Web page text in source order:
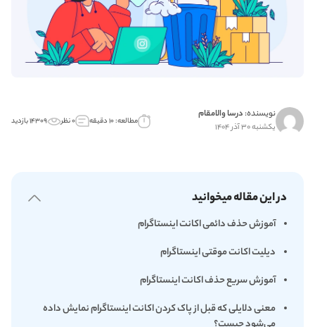
نویسنده: درسا والامقام
یکشنبه ۳۰ آذر ۱۴۰۴ مطالعه: ۱۰ دقیقه ۰ نظر ۱۴۳۰۹ بازدید
در این مقاله میخوانید
آموزش حذف دائمی اکانت اینستاگرام
دیلیت اکانت موقتی اینستاگرام
آموزش سریع حذف اکانت اینستاگرام
معنی دلایلی که قبل از پاک کردن اکانت اینستاگرام نمایش داده